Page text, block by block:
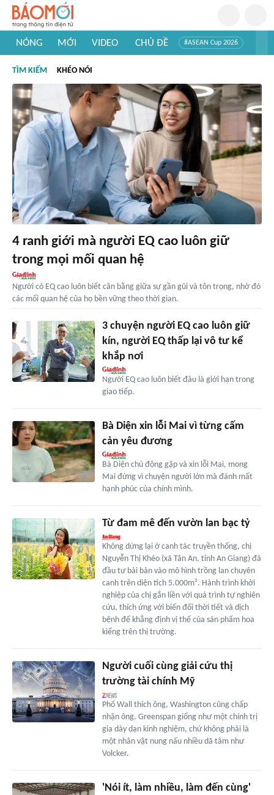
NÓNG MỚI VIDEO CHỦ ĐỀ #ASEAN Cup 2026
#Khám phá thế giới
TÌM KIẾM KHÉO NÓI
4 ranh giới mà người EQ cao luôn giữ
trong mọi mối quan hệ
Người có EQ cao luôn biết cân bằng giữa sự gần gũi và tôn trọng, nhờ đó
các mối quan hệ của họ bền vững theo thời gian.
3 chuyện người EQ cao luôn giữ
kín, người EQ thấp lại vô tư kể
khắp nơi
Người EQ cao luôn biết đâu là giới hạn trong
giao tiếp.
Bà Diện xin lỗi Mai vì từng cấm
cản yêu đương
Bà Diện chủ động gặp và xin lỗi Mai, mong
Mai đừng vì chuyện người lớn mà đánh mất
hạnh phúc của chính mình.
Từ đam mê đến vườn lan bạc tỷ
Không dừng lại ở canh tác truyền thống, chị
Nguyễn Thị Khéo (xã Tân An, tỉnh An Giang) đã
đầu tư bài bản vào mô hình trồng lan chuyên
canh trên diện tích 5.000m². Hành trình khởi
nghiệp của chị gắn liền với quá trình tự nghiên
cứu, thích ứng với biến đổi thời tiết và dịch
bệnh để khẳng định vị thế của sản phẩm hoa
kiểng trên thị trường.
Người cuối cùng giải cứu thị
trường tài chính Mỹ
Phố Wall thích ông, Washington cũng chấp
nhận ông. Greenspan giống như một chính trị
gia dày dạn kinh nghiệm, chứ không phải là
một nhân vật nung nấu nhiều dã tâm như
Volcker.
'Nói ít, làm nhiều, làm đến cùng'